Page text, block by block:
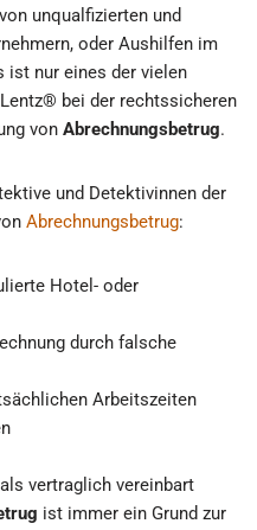
unqualfizierten und
oder Aushilfen im
ist nur eines der vielen
bei der rechtssicheren
von Abrechnungsbetrug.
und Detektivinnen der
Abrechnungsbetrug:
Hotel- oder
durch falsche
Arbeitszeiten
vertraglich vereinbart
ist immer ein Grund zur